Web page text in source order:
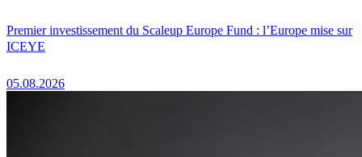
Premier investissement du Scaleup Europe Fund : l’Europe mise sur
ICEYE
05.08.2026